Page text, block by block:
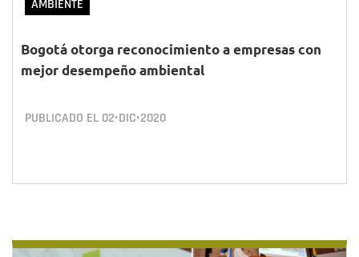
AMBIENTE
Bogotá otorga reconocimiento a empresas con
mejor desempeño ambiental
PUBLICADO EL 02•DIC•2020